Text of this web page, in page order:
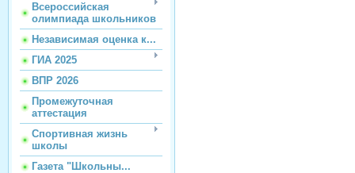
Всероссийская
олимпиада школьников
Независимая оценка к...
ГИА 2025
ВПР 2026
Промежуточная
аттестация
Спортивная жизнь
школы
Газета "Школьны...